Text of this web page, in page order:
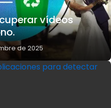
vídeos
de 2025